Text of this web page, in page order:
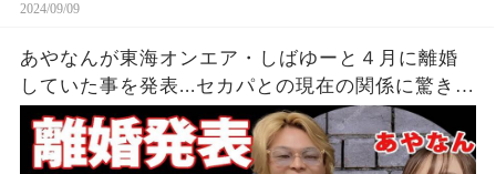
2024/09/09
あやなんが東海オンエア・しばゆーと４月に離婚
していた事を発表...セカパとの現在の関係に驚きを
隠せない...『しばゆー＆あやなん』夫婦の精神崩壊
した現在がヤバい...